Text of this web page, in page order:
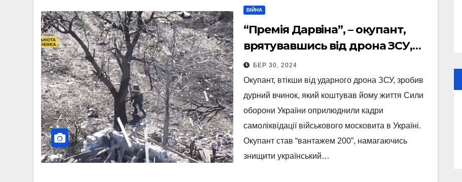
ВІЙНА
“Премія Дарвіна”, – окупант,
врятувавшись від дрона ЗСУ,
вдарив по ньому і став
“вантажем 200” (Відео)
БЕР 30, 2024
Окупант, втікши від ударного дрона ЗСУ, зробив
дурний вчинок, який коштував йому життя Сили
оборони України оприлюднили кадри
самоліквідації військового московита в Україні.
Окупант став “вантажем 200”, намагаючись
знищити український…